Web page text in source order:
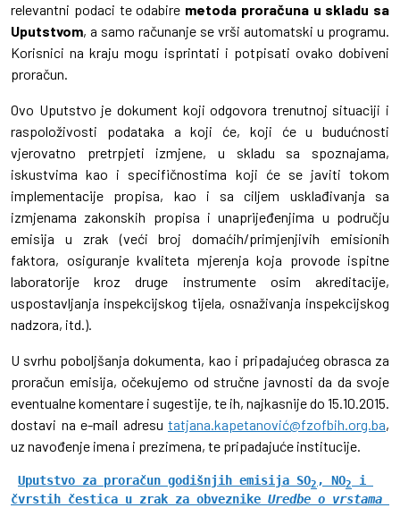
relevantni podaci te odabire metoda proračuna u skladu sa
Uputstvom, a samo računanje se vrši automatski u programu.
Korisnici na kraju mogu isprintati i potpisati ovako dobiveni
proračun.
Ovo Uputstvo je dokument koji odgovora trenutnoj situaciji i
raspoloživosti podataka a koji će, koji će u budućnosti
vjerovatno pretrpjeti izmjene, u skladu sa spoznajama,
iskustvima kao i specifičnostima koji će se javiti tokom
implementacije propisa, kao i sa ciljem usklađivanja sa
izmjenama zakonskih propisa i unaprijeđenjima u području
emisija u zrak (veći broj domaćih/primjenjivih emisionih
faktora, osiguranje kvaliteta mjerenja koja provode ispitne
laboratorije kroz druge instrumente osim akreditacije,
uspostavljanja inspekcijskog tijela, osnaživanja inspekcijskog
nadzora, itd.).
U svrhu poboljšanja dokumenta, kao i pripadajućeg obrasca za
proračun emisija, očekujemo od stručne javnosti da da svoje
eventualne komentare i sugestije, te ih, najkasnije do 15.10.2015.
dostavi na e-mail adresu tatjana.kapetanović@fzofbih.org.ba,
uz navođenje imena i prezimena, te pripadajuće institucije.
Uputstvo za proračun godišnjih emisija SO2 , NO2
i
čvrstih čestica u zrak za obveznike Uredbe o vrstama